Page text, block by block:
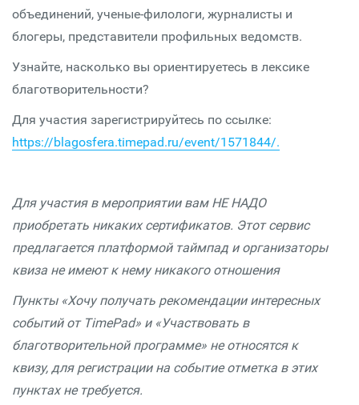
объединений, ученые-филологи, журналисты и
блогеры, представители профильных ведомств.
Узнайте, насколько вы ориентируетесь в лексике
благотворительности?
Для участия зарегистрируйтесь по ссылке:
https://blagosfera.timepad.ru/event/1571844/.
Для участия в мероприятии вам НЕ НАДО
приобретать никаких сертификатов. Этот сервис
предлагается платформой таймпад и организаторы
квиза не имеют к нему никакого отношения
Пункты «Хочу получать рекомендации интересных
событий от TimePad» и «Участвовать в
благотворительной программе» не относятся к
квизу, для регистрации на событие отметка в этих
пунктах не требуется.